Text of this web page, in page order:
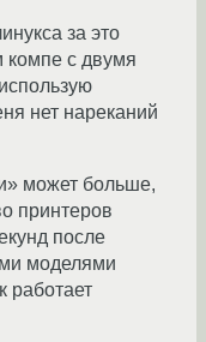
за это
компе с двумя
нет нареканий
может больше,
принтеров
после
моделями
работает